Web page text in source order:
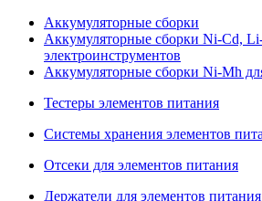
Аккумуляторные сборки
Аккумуляторные сборки Ni-Cd,
электроинструментов
Аккумуляторные сборки Ni-Mh
Тестеры элементов питания
Системы хранения элементов
Отсеки для элементов питания
Держатели для элементов питания